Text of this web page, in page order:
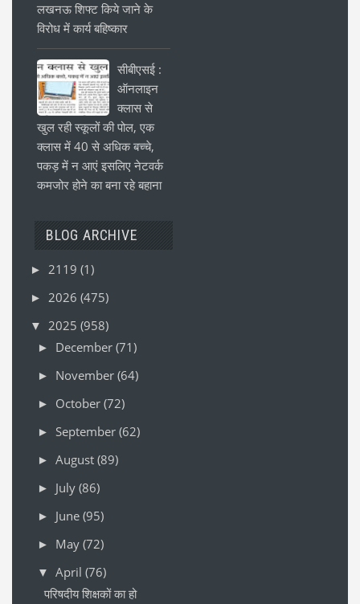
लखनऊ शिफ्ट किये जाने के
विरोध में कार्य बहिष्कार
सीबीएसई :
ऑनलाइन
क्लास से
खुल रही स्कूलों की पोल, एक
क्लास में 40 से अधिक बच्चे,
पकड़ में न आएं इसलिए नेटवर्क
कमजोर होने का बना रहे बहाना
BLOG ARCHIVE
► 2119 (1)
► 2026 (475)
▼ 2025 (958)
► December (71)
► November (64)
► October (72)
► September (62)
► August (89)
► July (86)
► June (95)
► May (72)
▼ April (76)
परिषदीय शिक्षकों का हो